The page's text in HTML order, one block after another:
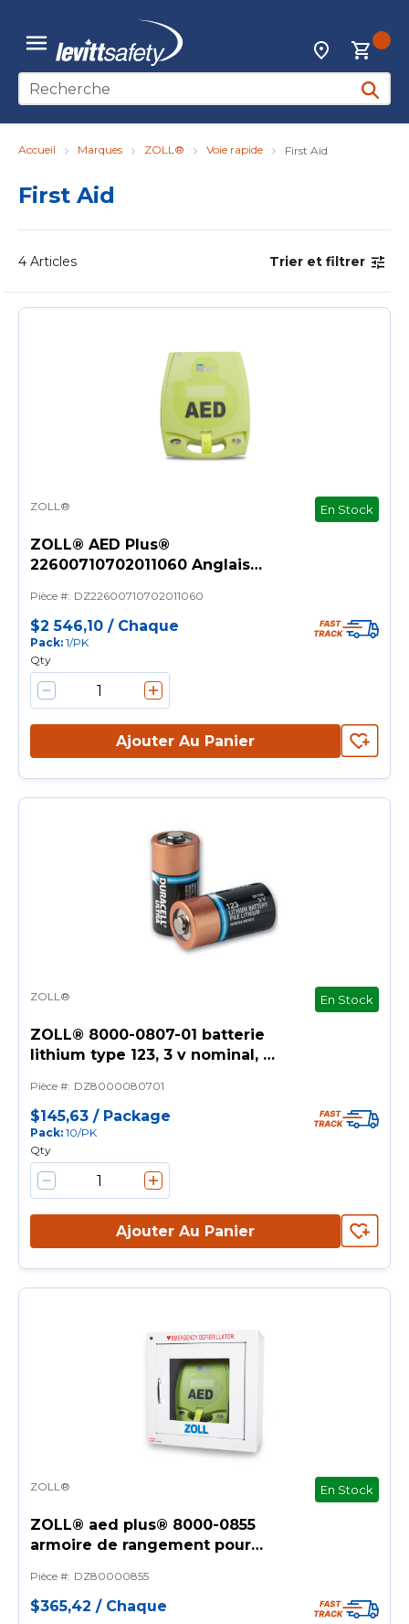
Skip to main content
menu
Localisateur
Recherche sur le site
Accueil Marques ZOLL® Voie rapide First Aid
First Aid
4 Articles Trier et filtrer
ZOLL® En Stock
ZOLL® AED Plus®
22600710702011060 Anglais
automatisé, fonctionnement
entièrement automatique, 120,
150, 200 J, <10 s de charge,
câble de 48 po L
Pièce #: DZ22600710702011060
$2 546,10 / Chaque
Pack: 1/PK
Qty
Ajouter Au Panier
ZOLL® En Stock
ZOLL® 8000-0807-01 batterie
lithium type 123, 3 v nominal, à
Pièce #: DZ8000080701
$145,63 / Package
Pack: 10/PK
Qty
Ajouter Au Panier
ZOLL® En Stock
ZOLL® aed plus® 8000-0855
armoire de rangement pour
standard avec logo zoll, 17-1/2
po l x 17-1/2 po l x 9 po h, métal,
Pièce #: DZ80000855
$365,42 / Chaque